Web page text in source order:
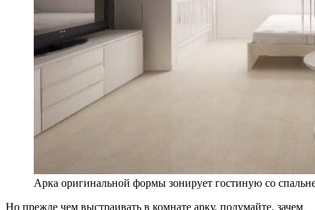
Арка оригинальной формы зонирует гостиную со
Но прежде чем выстраивать в комнате арку, подумайте, зачем